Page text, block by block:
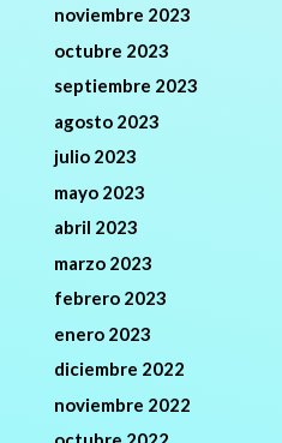
noviembre 2023
octubre 2023
septiembre 2023
agosto 2023
julio 2023
mayo 2023
abril 2023
marzo 2023
febrero 2023
enero 2023
diciembre 2022
noviembre 2022